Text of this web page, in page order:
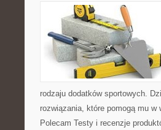
rodzaju dodatków sportowych.
rozwiązania, które pomogą mu w
Polecam Testy i recenzje